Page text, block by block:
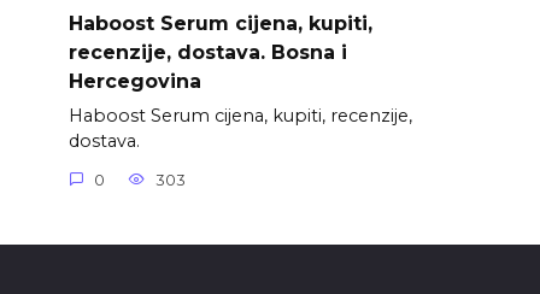
Haboost Serum cijena, kupiti,
recenzije, dostava. Bosna i
Hercegovina
Haboost Serum cijena, kupiti, recenzije,
dostava.
0 303